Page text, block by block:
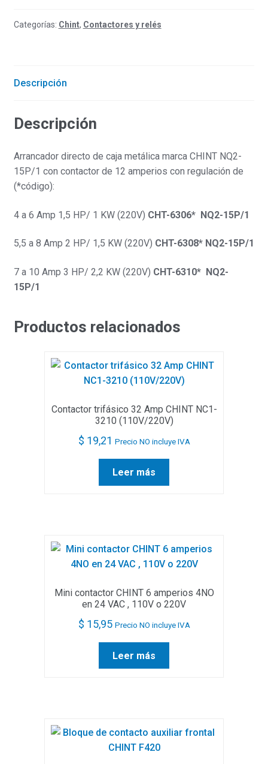
Categorías: Chint, Contactores y relés
Descripción
Descripción
Arrancador directo de caja metálica marca CHINT NQ2-
15P/1 con contactor de 12 amperios con regulación de
(*código):
4 a 6 Amp 1,5 HP/ 1 KW (220V) CHT-6306* NQ2-15P/1
5,5 a 8 Amp 2 HP/ 1,5 KW (220V) CHT-6308* NQ2-15P/1
7 a 10 Amp 3 HP/ 2,2 KW (220V) CHT-6310* NQ2-
15P/1
Productos relacionados
Contactor trifásico 32 Amp CHINT NC1-
3210 (110V/220V)
$ 19,21 Precio NO incluye IVA
Leer más
Mini contactor CHINT 6 amperios 4NO
en 24 VAC , 110V o 220V
$ 15,95 Precio NO incluye IVA
Leer más